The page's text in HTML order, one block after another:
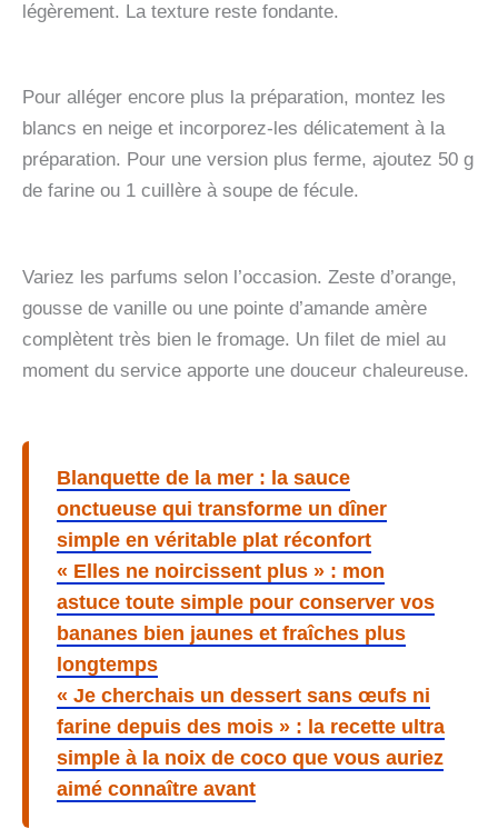
légèrement. La texture reste fondante.
Pour alléger encore plus la préparation, montez les
blancs en neige et incorporez-les délicatement à la
préparation. Pour une version plus ferme, ajoutez 50 g
de farine ou 1 cuillère à soupe de fécule.
Variez les parfums selon l’occasion. Zeste d’orange,
gousse de vanille ou une pointe d’amande amère
complètent très bien le fromage. Un filet de miel au
moment du service apporte une douceur chaleureuse.
Blanquette de la mer : la sauce
onctueuse qui transforme un dîner
simple en véritable plat réconfort
« Elles ne noircissent plus » : mon
astuce toute simple pour conserver vos
bananes bien jaunes et fraîches plus
longtemps
« Je cherchais un dessert sans œufs ni
farine depuis des mois » : la recette ultra
simple à la noix de coco que vous auriez
aimé connaître avant